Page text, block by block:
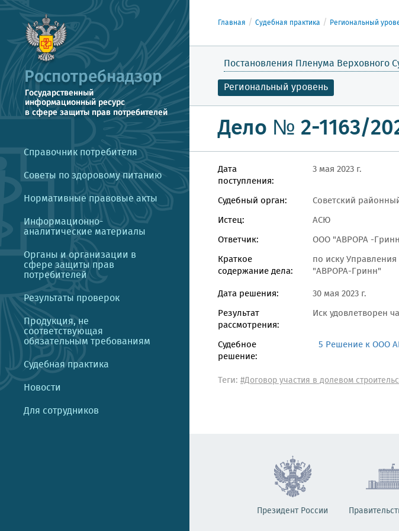
Справочник потребителя
Советы по здоровому питанию
Нормативные правовые акты
Информационно-
аналитические материалы
Органы и организации в
сфере защиты прав
потребителей
Результаты проверок
Продукция, не
соответствующая
обязательным требованиям
Судебная практика
Новости
Для сотрудников
Главная Судебная практика Региональный
Постановления Пленума Верховного
Региональный уровень
Дело № 2-1163/
Дата
поступления:
3 мая 2023 г.
Судебный орган:
Советский
Истец:
АСЮ
Ответчик:
ООО "АВРОРА -
Краткое
содержание дела:
по иску
"АВРОРА-Гринн"
Дата решения:
30 мая 2023 г.
Результат
рассмотрения:
Иск удовлетворен
Судебное
решение:
5 Решение к ООО
Теги: #Договор участия в долевом
Президент России